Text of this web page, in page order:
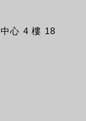
心 4 樓 18